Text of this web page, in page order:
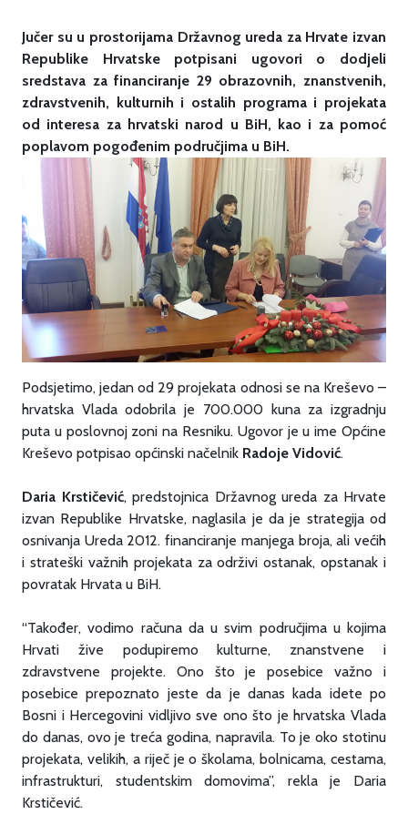
Jučer su u prostorijama Državnog ureda za Hrvate izvan
Republike Hrvatske potpisani ugovori o dodjeli
sredstava za financiranje 29 obrazovnih, znanstvenih,
zdravstvenih, kulturnih i ostalih programa i projekata
od interesa za hrvatski narod u BiH, kao i za pomoć
poplavom pogođenim područjima u BiH.
Podsjetimo, jedan od 29 projekata odnosi se na Kreševo –
hrvatska Vlada odobrila je 700.000 kuna za izgradnju
puta u poslovnoj zoni na Resniku. Ugovor je u ime Općine
Kreševo potpisao općinski načelnik Radoje Vidović.
Daria Krstičević, predstojnica Državnog ureda za Hrvate
izvan Republike Hrvatske, naglasila je da je strategija od
osnivanja Ureda 2012. financiranje manjega broja, ali većih
i strateški važnih projekata za održivi ostanak, opstanak i
povratak Hrvata u BiH.
“Također, vodimo računa da u svim područjima u kojima
Hrvati žive podupiremo kulturne, znanstvene i
zdravstvene projekte. Ono što je posebice važno i
posebice prepoznato jeste da je danas kada idete po
Bosni i Hercegovini vidljivo sve ono što je hrvatska Vlada
do danas, ovo je treća godina, napravila. To je oko stotinu
projekata, velikih, a riječ je o školama, bolnicama, cestama,
infrastrukturi, studentskim domovima”, rekla je Daria
Krstičević.